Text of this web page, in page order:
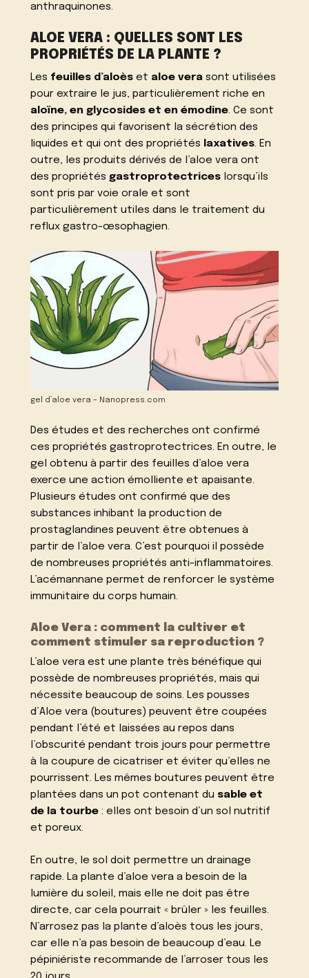
anthraquinones.
ALOE VERA : QUELLES SONT LES
PROPRIÉTÉS DE LA PLANTE ?
Les feuilles d’aloès et aloe vera sont utilisées
pour extraire le jus, particulièrement riche en
aloïne, en glycosides et en émodine. Ce sont
des principes qui favorisent la sécrétion des
liquides et qui ont des propriétés laxatives. En
outre, les produits dérivés de l’aloe vera ont
des propriétésgastroprotectrices lorsqu’ils
sont pris par voie orale et sont
particulièrement utiles dans le traitement du
reflux gastro-œsophagien.
gel d’aloe vera – Nanopress.com
Des études et des recherches ont confirmé
ces propriétés gastroprotectrices. En outre, le
gel obtenu à partir des feuilles d’aloe vera
exerce une action émolliente et apaisante.
Plusieurs études ont confirmé que des
substances inhibant la production de
prostaglandines peuvent être obtenues à
partir de l’aloe vera. C’est pourquoi il possède
de nombreuses propriétés anti-inflammatoires.
L’acémannane permet de renforcer le système
immunitaire du corps humain.
Aloe Vera : comment la cultiver et
comment stimuler sa reproduction ?
L’aloe vera est une plante très bénéfique qui
possède de nombreuses propriétés, mais qui
nécessite beaucoup de soins. Les pousses
d’Aloe vera (boutures) peuvent être coupées
pendant l’été et laissées au repos dans
l’obscurité pendant trois jours pour permettre
à la coupure de cicatriser et éviter qu’elles ne
pourrissent. Les mêmes boutures peuvent être
plantées dans un pot contenant du sable et
de la tourbe : elles ont besoin d’un sol nutritif
et poreux.
En outre, le sol doit permettre un drainage
rapide. La plante d’aloe vera a besoin de la
lumière du soleil, mais elle ne doit pas être
directe, car cela pourrait « brûler » les feuilles.
N’arrosez pas la plante d’aloès tous les jours,
car elle n’a pas besoin de beaucoup d’eau. Le
pépiniériste recommande de l’arroser tous les